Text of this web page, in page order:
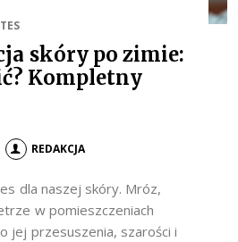
skóry po zimie:
Kompletny
REDAKCJA
dla naszej skóry. Mróz,
w pomieszczeniach
jej przesuszenia, szarości i